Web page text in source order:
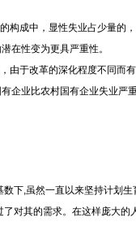
构成中，显性失业占少量
在性变为更具严重性。
由于改革的深化程度不同
企业比农村国有企业失业
下,虽然一直以来坚持计划
对其的需求。在这样庞大